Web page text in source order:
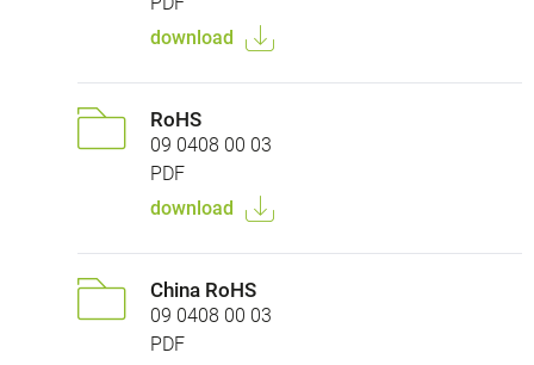
download
RoHS
09 0408 00 03
PDF
download
China RoHS
09 0408 00 03
PDF